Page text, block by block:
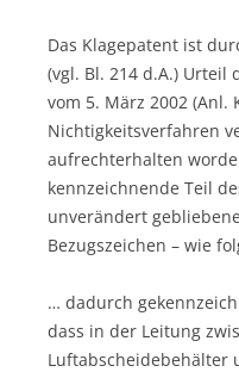
Das Klagepatent ist
(vgl. Bl. 214 d.A.) Urteil
vom 5. März 2002 (Anl.
Nichtigkeitsverfahren
aufrechterhalten
kennzeichnende Teil
unverändert
Bezugszeichen – wie
… dadurch
dass in der Leitung
Luftabscheidebehälter